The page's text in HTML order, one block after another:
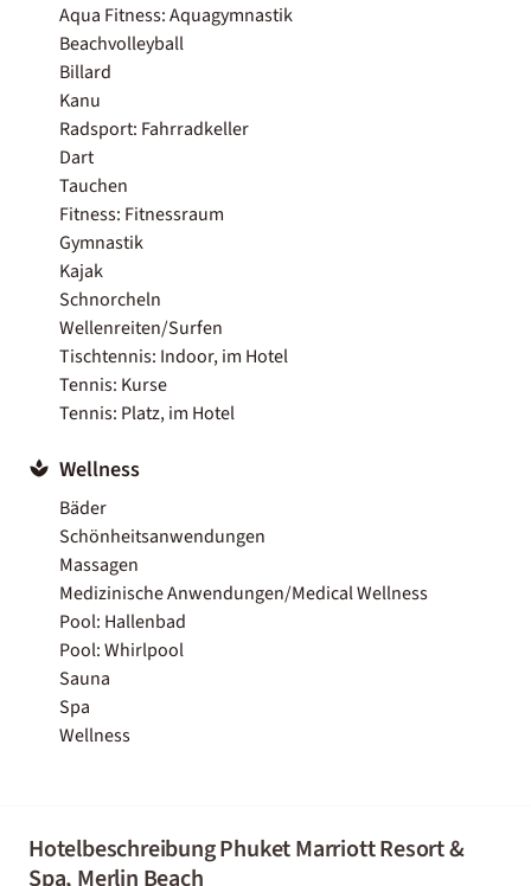
Aqua Fitness: Aquagymnastik
Beachvolleyball
Billard
Kanu
Radsport: Fahrradkeller
Dart
Tauchen
Fitness: Fitnessraum
Gymnastik
Kajak
Schnorcheln
Wellenreiten/Surfen
Tischtennis: Indoor, im Hotel
Tennis: Kurse
Tennis: Platz, im Hotel
Wellness
Bäder
Schönheitsanwendungen
Massagen
Medizinische Anwendungen/Medical Wellness
Pool: Hallenbad
Pool: Whirlpool
Sauna
Spa
Wellness
Hotelbeschreibung Phuket Marriott Resort &
Spa, Merlin Beach